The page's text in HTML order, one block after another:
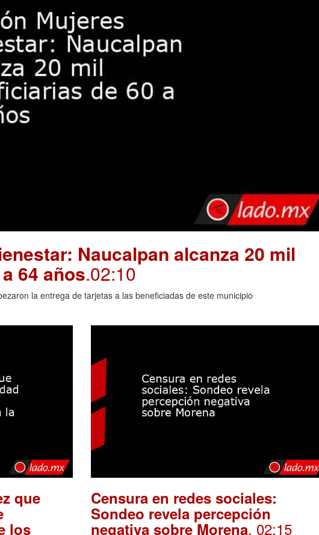
Naucalpan alcanza 20 mil
64 años.02:10
la entrega de tarjetas a las beneficiadas de este municipio
que
los
Censura en redes sociales:
Sondeo revela percepción
negativa sobre Morena. 02:15